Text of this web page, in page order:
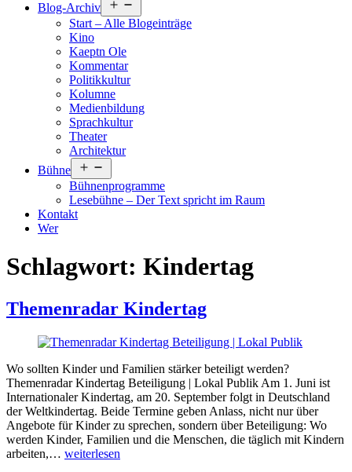
Blog-Archiv
öffnen
Start – Alle Blogeinträge
Kino
Kaeptn Ole
Kommentar
Politikkultur
Kolumne
Medienbildung
Sprachkultur
Theater
Architektur
Bühne
öffnen
Bühnenprogramme
Lesebühne – Der Text spricht im Raum
Kontakt
Wer
Schlagwort: Kindertag
Themenradar Kindertag
Wo sollten Kinder und Familien stärker beteiligt werden?
Themenradar Kindertag Beteiligung | Lokal Publik Am 1. Juni ist
Internationaler Kindertag, am 20. September folgt in Deutschland
der Weltkindertag. Beide Termine geben Anlass, nicht nur über
Angebote für Kinder zu sprechen, sondern über Beteiligung: Wo
werden Kinder, Familien und die Menschen, die täglich mit Kindern
arbeiten,… Themenradar
weiterlesen